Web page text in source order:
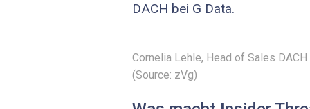
DACH bei G Data.
Cornelia Lehle, Head of Sales
(Source: zVg)